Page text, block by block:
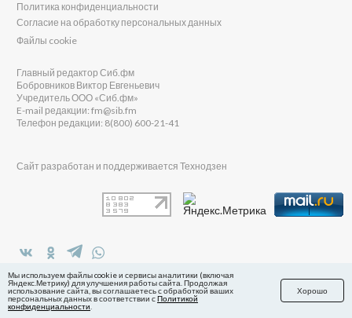
в Яндекс.Дзен
Политика конфиденциальности
Согласие на обработку персональных данных
Файлы cookie
Главный редактор Сиб.фм
Бобровников Виктор Евгеньевич
Учредитель ООО «Сиб.фм»
E-mail редакции: fm@sib.fm
Телефон редакции: 8(800) 600-21-41
Сайт разработан и поддерживается Технодзен
Мы используем файлы cookie и сервисы аналитики (включая
Яндекс.Метрику) для улучшения работы сайта. Продолжая
использование сайта, вы соглашаетесь с обработкой ваших
персональных данных в соответствии сПолитикой
конфиденциальности
Хорошо